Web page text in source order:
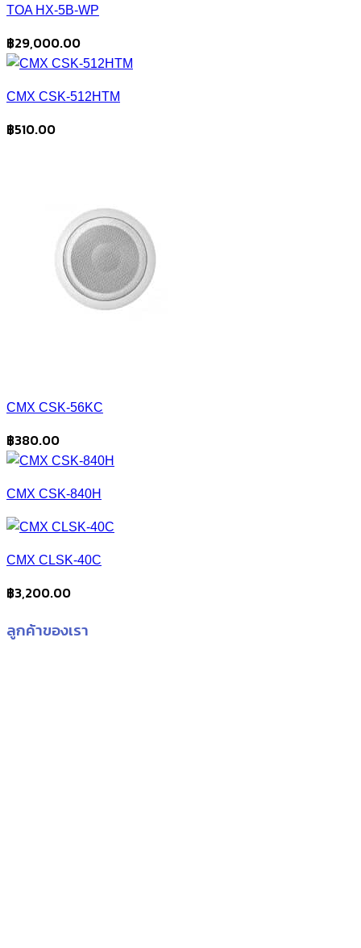
TOA HX-5B-WP
฿29,000.00
CMX CSK-512HTM
฿510.00
CMX CSK-56KC
฿380.00
CMX CSK-840H
CMX CLSK-40C
฿3,200.00
ลูกค้าของเรา